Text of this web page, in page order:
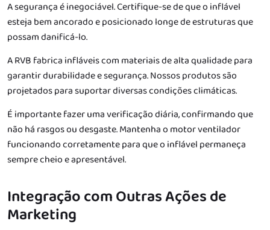
A segurança é inegociável. Certifique-se de que o inflável
esteja bem ancorado e posicionado longe de estruturas que
possam danificá-lo.
A RVB fabrica infláveis com materiais de alta qualidade para
garantir durabilidade e segurança. Nossos produtos são
projetados para suportar diversas condições climáticas.
É importante fazer uma verificação diária, confirmando que
não há rasgos ou desgaste. Mantenha o motor ventilador
funcionando corretamente para que o inflável permaneça
sempre cheio e apresentável.
Integração com Outras Ações de
Marketing